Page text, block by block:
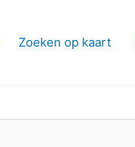
Zoeken op kaart